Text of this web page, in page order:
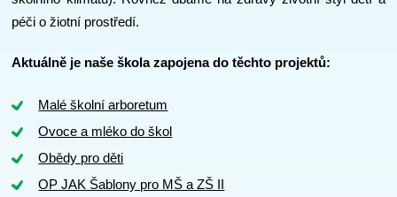
péči o žiotní prostředí.
Aktuálně je naše škola zapojena do těchto projektů:
Malé školní arboretum
Ovoce a mléko do škol
Obědy pro děti
OP JAK Šablony pro MŠ a ZŠ II